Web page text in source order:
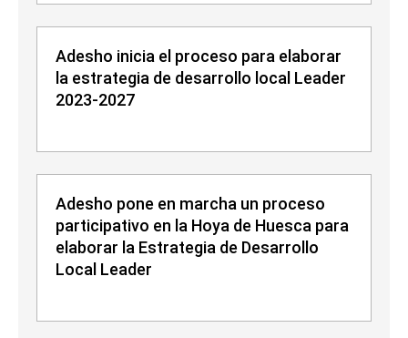
Adesho inicia el proceso para elaborar
la estrategia de desarrollo local Leader
2023-2027
Adesho pone en marcha un proceso
participativo en la Hoya de Huesca para
elaborar la Estrategia de Desarrollo
Local Leader